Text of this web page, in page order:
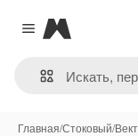
Close menu
Magnific
Главная/Стоковый/